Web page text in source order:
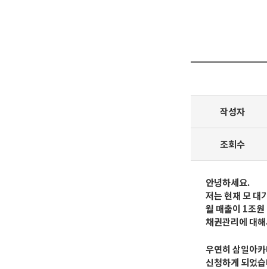
작성자
조회수
안녕하세요.
저는 현재 모 대
월 매출이 1조
채권관리에 대
우연히 삼일아
신청하게 되었